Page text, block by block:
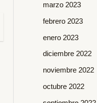
marzo 2023
febrero 2023
enero 2023
diciembre 2022
noviembre 2022
octubre 2022